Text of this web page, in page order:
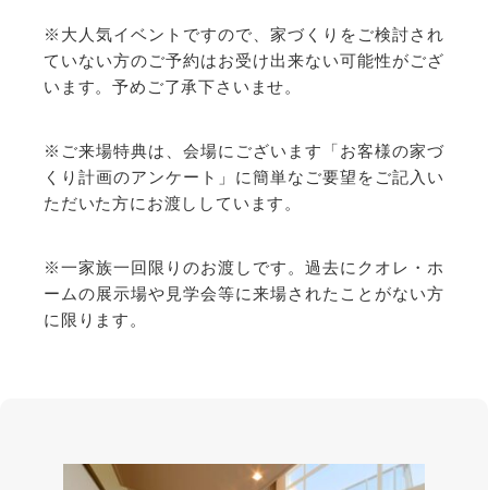
※大人気イベントですので、家づくりをご検討され
ていない方のご予約はお受け出来ない可能性がござ
います。予めご了承下さいませ。
※ご来場特典は、会場にございます「お客様の家づ
くり計画のアンケート」に簡単なご要望をご記入い
ただいた方にお渡ししています。
※一家族一回限りのお渡しです。過去にクオレ・ホ
ームの展示場や見学会等に来場されたことがない方
に限ります。